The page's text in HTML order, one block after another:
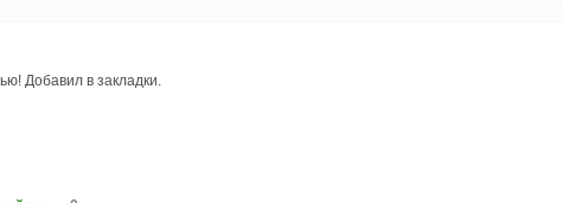
Добавил в закладки.